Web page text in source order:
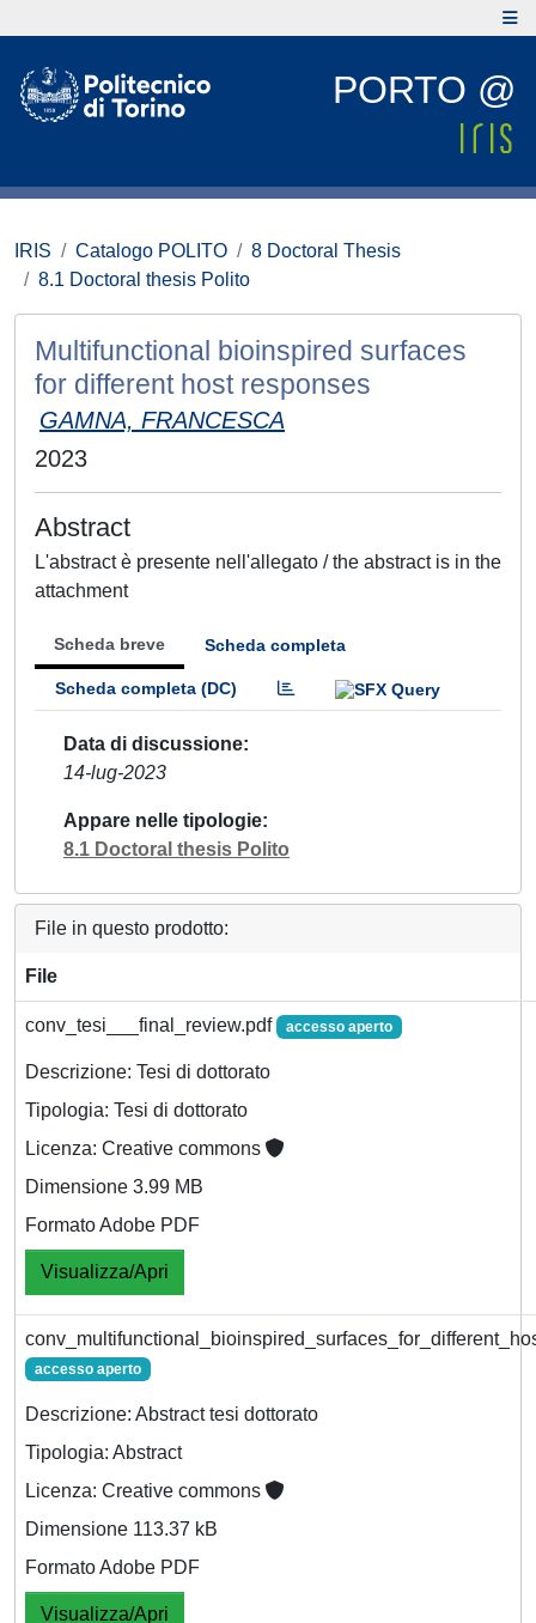
PORTO @
IRIS Catalogo POLITO
8 Doctoral Thesis
8.1 Doctoral thesis Polito
Multifunctional bioinspired surfaces
for different host responses
GAMNA, FRANCESCA
2023
Abstract
L'abstract è presente nell'allegato / the abstract is in the
attachment
Scheda breve Scheda completa
Scheda completa (DC)
Data di discussione
14-lug-2023
Appare nelle tipologie
8.1 Doctoral thesis Polito
File in questo prodotto:
File
conv_tesi___final_review.pdf accesso aperto
Descrizione: Tesi di dottorato
Tipologia: Tesi di dottorato
Licenza: Creative commons
Dimensione 3.99 MB
Formato Adobe PDF
Visualizza/Apri
accesso aperto
Descrizione: Abstract tesi dottorato
Tipologia: Abstract
Licenza: Creative commons
Dimensione 113.37 kB
Formato Adobe PDF
Visualizza/Apri